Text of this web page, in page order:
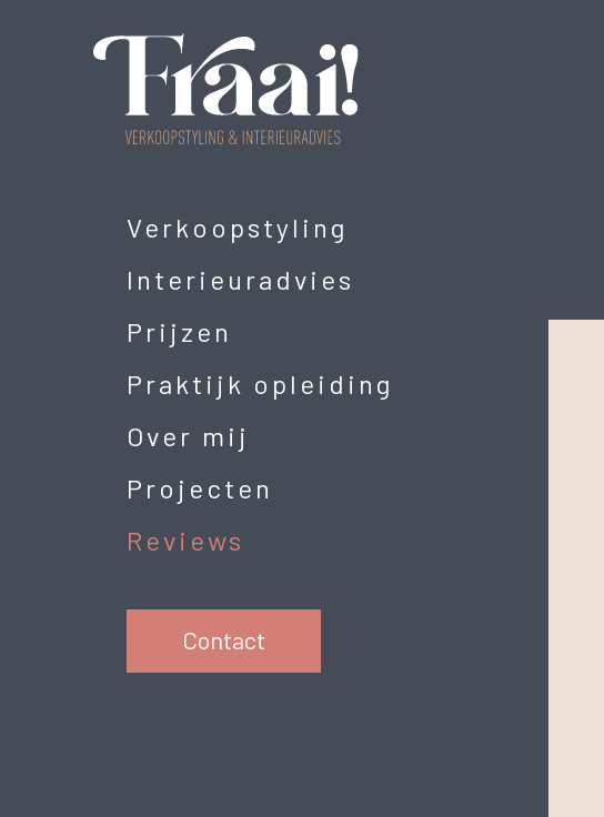
Verkoopstyling
Interieuradvies
Prijzen
Praktijk opleiding
Over mij
Projecten
Reviews
Contact